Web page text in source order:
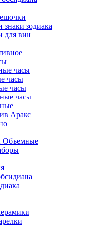
зодиака
для вин
часы
часы
часы
часы
Аракс
Объемные